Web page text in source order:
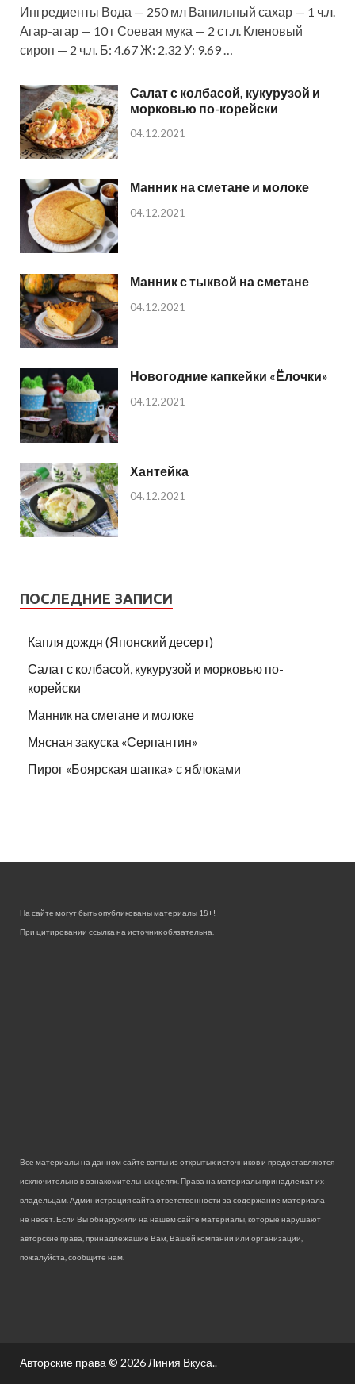
Ингредиенты Вода — 250 мл Ванильный сахар — 1 ч.л.
Агар-агар — 10 г Соевая мука — 2 ст.л. Кленовый
сироп — 2 ч.л. Б: 4.67 Ж: 2.32 У: 9.69 …
Салат с колбасой, кукурузой и
морковью по-корейски
04.12.2021
Манник на сметане и молоке
04.12.2021
Манник с тыквой на сметане
04.12.2021
Новогодние капкейки «Ёлочки»
04.12.2021
Хантейка
04.12.2021
ПОСЛЕДНИЕ ЗАПИСИ
Капля дождя (Японский десерт)
Салат с колбасой, кукурузой и морковью по-
корейски
Манник на сметане и молоке
Мясная закуска «Серпантин»
Пирог «Боярская шапка» с яблоками
На сайте могут быть опубликованы материалы 18+!
При цитировании ссылка на источник обязательна.
Все материалы на данном сайте взяты из открытых источников и предоставляются
исключительно в ознакомительных целях. Права на материалы принадлежат их
владельцам. Администрация сайта ответственности за содержание материала
не несет. Если Вы обнаружили на нашем сайте материалы, которые нарушают
авторские права, принадлежащие Вам, Вашей компании или организации,
пожалуйста, сообщите нам.
Авторские права © 2026Линия Вкуса..